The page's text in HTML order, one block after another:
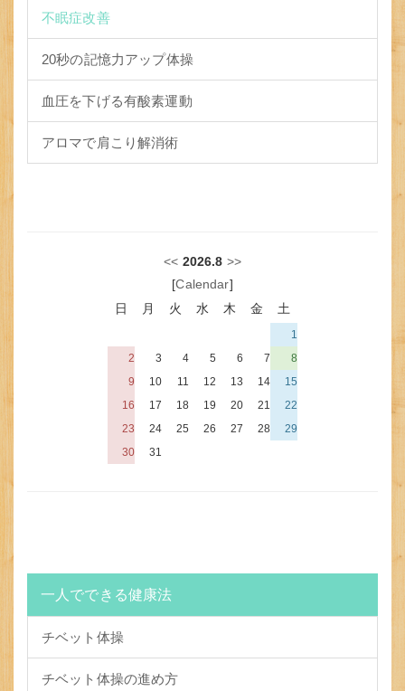
不眠症改善
20秒の記憶力アップ体操
血圧を下げる有酸素運動
アロマで肩こり解消術
<< 2026.8 >>
[Calendar]
日
月 火 水 木 金 土
1
2
3 4 5 6 7
8
9
10 11 12 13 14
15
16
17 18 19 20 21
22
23
24 25 26 27 28
29
30
31
一人でできる健康法
チベット体操
チベット体操の進め方